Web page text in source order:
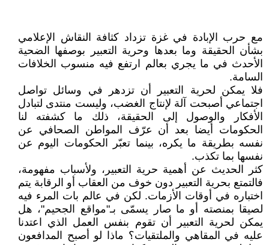
مع حرب الإبادة في غزة تزداد كثافة النقاش الإعلامي
بشأن الحقيقة وما بعدها وحرية التعبير بوصفها الضحية
الأحدث في ما يجري بعالم ارتفع فيه منسوب الخلافات
السامة.
فلا يمكن لحرية التعبير أن تزدهر في وسائل تواصل
اجتماعي أصبحت آلة لإنتاج الغضب، وليست منتدى لتبادل
الأفكار والوصول إلى الحقيقة، ذلك ما كشفته لنا
الحكومات أيضا بعد أن عرّف المواطن الصحافي عن
نفسه بطريقة ما يكره، بينما تعبّر الحكومات اليوم عن
نفسها بما تكذب.
كثر الحديث عن أهمية حرية التعبير، ولأسباب مفهومة،
فالتمتع بحرية التعبير دون خوف من العقاب أو الرقابة يتم
اختباره في أوقات الأزمات. لكن في عالم بات المرء فيه
لصيقا بمنصته أو ما صار يسمّى بـ"مواقع الجحيم"، هل
يمكن لحرية التعبير أن تقوم بنفس العمل الذي اعتدنا
عليه في المقاهي والملتقيات؟ ماذا لو أصبح المدافعون